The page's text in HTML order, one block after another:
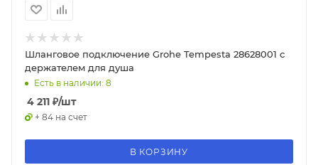
Шланговое подключение Grohe Tempesta 28628001 с
держателем для душа
Есть в наличии: 8
4 211 ₽/шт
+ 84 на счет
В КОРЗИНУ